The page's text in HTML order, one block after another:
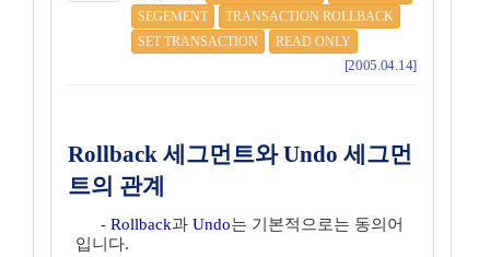
SEGEMENT
TRANSACTION ROLLBACK
SET TRANSACTION
READ ONLY
[2005.04.14]
Rollback 세그먼트와 Undo 세그먼
트의 관계
- Rollback과 Undo는 기본적으로는 동의어
입니다.